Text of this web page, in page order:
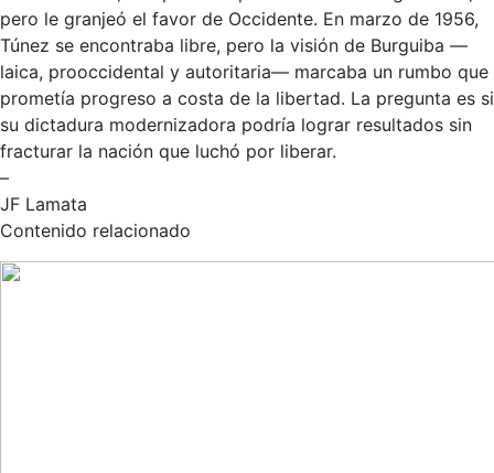
pero le granjeó el favor de Occidente. En marzo de 1956,
Túnez se encontraba libre, pero la visión de Burguiba —
laica, prooccidental y autoritaria— marcaba un rumbo que
prometía progreso a costa de la libertad. La pregunta es si
su dictadura modernizadora podría lograr resultados sin
fracturar la nación que luchó por liberar.
–
JF Lamata
Contenido relacionado